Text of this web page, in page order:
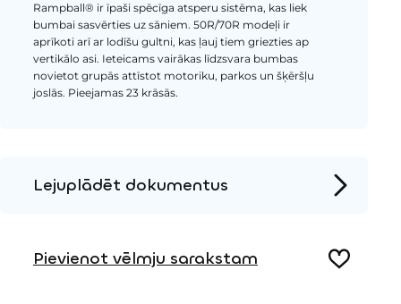
Rampball® ir īpaši spēcīga atsperu sistēma, kas liek
bumbai sasvērties uz sāniem. 50R/70R modeļi ir
aprīkoti arī ar lodīšu gultni, kas ļauj tiem griezties ap
vertikālo asi. Ieteicams vairākas līdzsvara bumbas
novietot grupās attīstot motoriku, parkos un šķēršļu
joslās. Pieejamas 23 krāsās.
Lejuplādēt dokumentus
Pievienot vēlmju sarakstam